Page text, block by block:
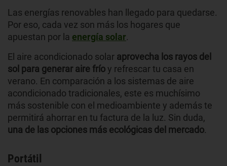
Las energías renovables han llegado para quedarse.
Por eso, cada vez son más los hogares que
apuestan por la energía solar.
El aire acondicionado solar aprovecha los rayos del
sol para generar aire fríoy refrescar tu casa en
verano. En comparación a los sistemas de aire
acondicionado tradicionales, este es muchísimo
más sostenible con el medioambiente y además te
permitirá ahorrar en tu factura de la luz. Sin duda,
una de las opciones más ecológicas del mercado.
Portátil